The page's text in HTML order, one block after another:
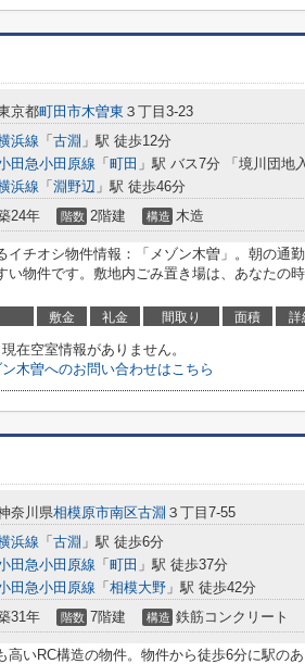
京都町田市木曽東 ３丁目3-23
浜線 「 古淵 」駅 徒歩12分
田急小田原線 「 町田 」駅 バス7分 「境川団地
浜線 「 淵野辺 」駅 徒歩46分
24年 階数 2階建 構造 木造
イチオシ物件情報：「メゾン木曽」。朝の通
い物件です。敷地内ごみ置き場は、あなたの
敷金 礼金 間取り 面積 詳
現在空室情報がありません。
ン木曽へのお問い合わせはこちら
奈川県相模原市南区古淵 ３丁目7-55
浜線 「 古淵 」駅 徒歩6分
田急小田原線 「 町田 」駅 徒歩37分
田急小田原線 「 相模大野 」駅 徒歩42分
31年 階数 7階建 構造 鉄筋コンクリート
高いRC構造の物件。物件から徒歩6分に駅の